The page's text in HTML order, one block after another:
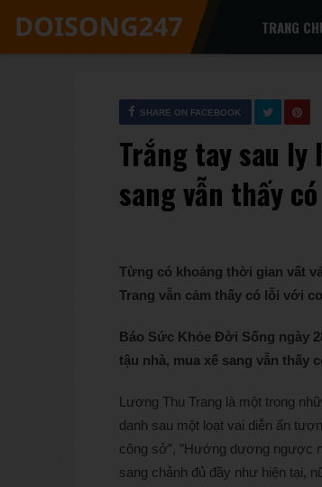
TRANG
SHARE ON FACEBOOK
Trắng tay sau ly
sang vẫn thấy
Từng có khoảng thời gian vất
Trang vẫn cảm thấy có lỗi với
Báo Sức Khỏe Đời Sống ngày
tậu nhà, mua xế sang vẫn thấy
Lương Thu Trang là một trong
danh sau một loạt vai diễn ấn
công sở”, ”Hướng dương ngược
sang chảnh đủ đầy như hiện tại,